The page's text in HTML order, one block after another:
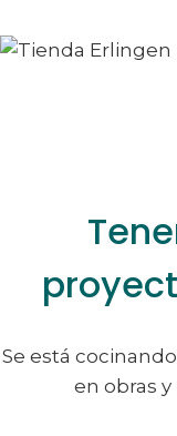
al
al
Se está
en obras